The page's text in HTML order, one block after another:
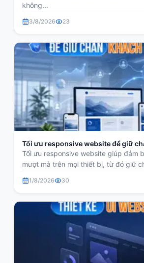
không...
3/8/2026 23
Tối ưu responsive website để giữ
Tối ưu responsive website giúp đảm
mượt mà trên mọi thiết bị, từ đó giữ
1/8/2026 30